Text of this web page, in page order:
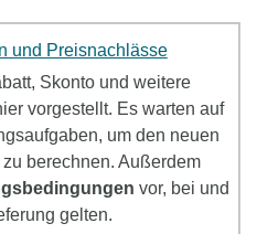
und Preisnachlässe
Skonto und weitere
vorgestellt. Es warten auf
um den neuen
berechnen. Außerdem
vor, bei und
gelten.